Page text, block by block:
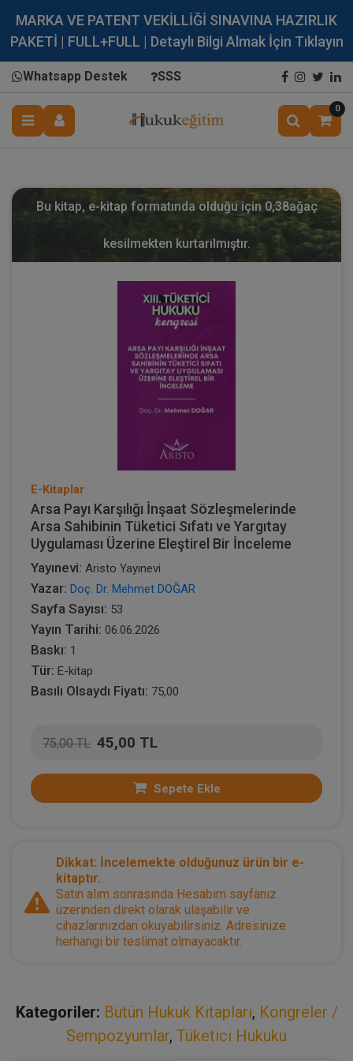
MARKA VE PATENT VEKİLLİĞİ SINAVINA HAZIRLIK
PAKETİ | FULL+FULL | Detaylı Bilgi Almak İçin Tıklayın
Whatsapp Destek SSS
0
Bu kitap, e-kitap formatında olduğu için 0,38ağaç
kesilmekten kurtarılmıştır.
E-Kitaplar
Arsa Payı Karşılığı İnşaat Sözleşmelerinde
Arsa Sahibinin Tüketici Sıfatı ve Yargıtay
Uygulaması Üzerine Eleştirel Bir İnceleme
Yayınevi: Aristo Yayınevi
Yazar: Doç. Dr. Mehmet DOĞAR
Sayfa Sayısı: 53
Yayın Tarihi: 06.06.2026
Baskı: 1
Tür: E-kitap
Basılı Olsaydı Fiyatı: 75,00
75,00 TL 45,00 TL
Sepete Ekle
Dikkat: İncelemekte olduğunuz ürün bir e-
kitaptır.
Satın alım sonrasında Hesabım sayfanız
üzerinden direkt olarak ulaşabilir ve
cihazlarınızdan okuyabilirsiniz. Adresinize
herhangi bir teslimat olmayacaktır.
Kategoriler: Bütün Hukuk Kitapları, Kongreler /
Sempozyumlar, Tüketici Hukuku